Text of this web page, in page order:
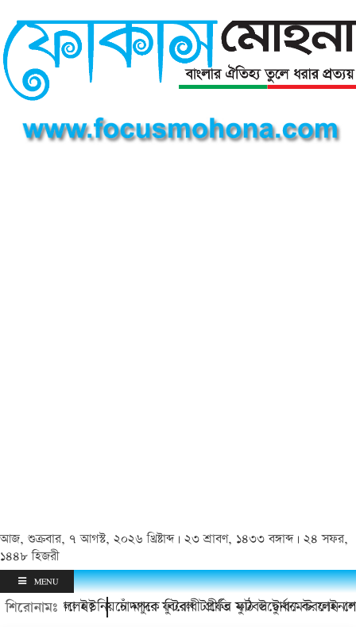
আজ, শুক্রবার, ৭ আগস্ট, ২০২৬ খ্রিষ্টাব্দ | ২৩ শ্রাবণ, ১৪৩৩ বঙ্গাব্দ | ২৪ সফর,
১৪৪৮ হিজরী
MENU
শিরোনামঃ
চলে গেলেন? চাঁদপুরে ফুটবল টার্ফের মাঠ উদ্বোধন করলেন
কাদলা ইউনিয়নে মাদক বিরোধী প্রীতি ফুটবল টুর্নামেন্ট ফাইনাল